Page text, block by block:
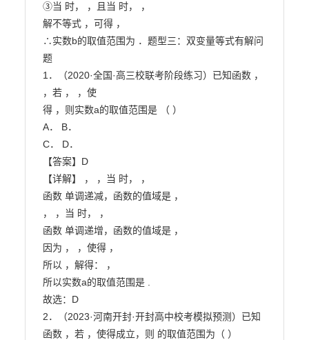
③当 时， ，且当 时， ，
解不等式 ，可得 ，
∴实数b的取值范围为 ．题型三：双变量等式有解问
题
1．（2020·全国·高三校联考阶段练习）已知函数 ，
，若 ， ，使
得 ，则实数a的取值范围是 （ ）
A． B．
C． D．
【答案】D
【详解】 ， ，当 时， ，
函数 单调递减，函数的值域是 ，
， ，当 时， ，
函数 单调递增，函数的值域是 ，
因为 ， ，使得 ，
所以 ，解得： ，
所以实数a的取值范围是 .
故选：D
2．（2023·河南开封·开封高中校考模拟预测）已知
函数 ，若 ，使得成立，则 的取值范围为（ ）